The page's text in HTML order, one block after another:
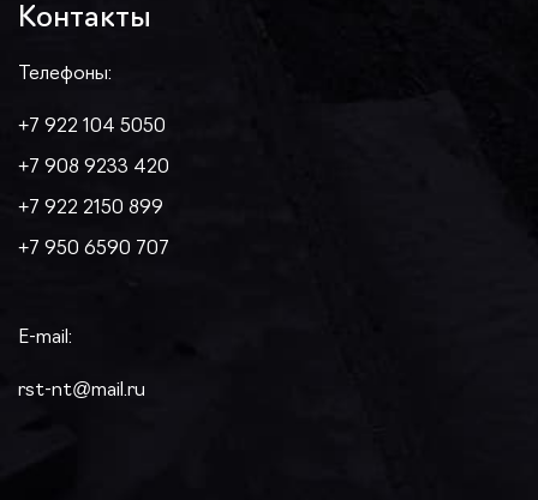
Контакты
Телефоны:
+7 922 104 5050
+7 908 9233 420
+7 922 2150 899
+7 950 6590 707
E-mail:
rst-nt@mail.ru